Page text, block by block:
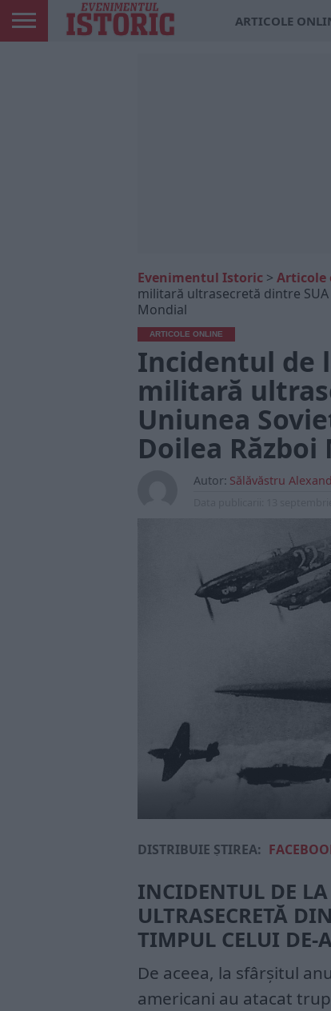
ARTICOLE
Evenimentul Istoric > Articole
militară ultrasecretă dintre
Mondial
ARTICOLE ONLINE
Incidentul de
militară
Uniunea
Doilea Război
Autor: Sălăvăstru
DISTRIBUIE ȘTIREA:
INCIDENTUL DE
ULTRASECRETĂ
TIMPUL CELUI
De aceea, la sfârșitul
americani au atacat